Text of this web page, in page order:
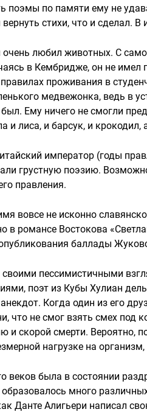
поэмы по памяти ему не
стихи, что и сделал.
любил животных. С
в Кембридже, он не имел
проживания в
медвежонка, ведь в
Ему ничего не смогли
и лиса, и барсук, и
император (годы
грустную поэзию.
правления.
вовсе не исконно
в романсе Востокова
баллады
пессимистичными
поэт из Кубы Хулиан
Когда один из его
что не смог взять смех под
и скорой смерти. Вероятно,
нагрузке на
веков была в состоянии
образовалось много
Данте Алигьери написал